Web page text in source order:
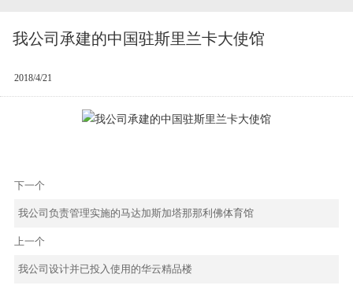
我公司承建的中国驻斯里兰卡大使馆
2018/4/21
下一个
我公司负责管理实施的马达加斯加塔那那利佛体育馆
上一个
我公司设计并已投入使用的华云精品楼